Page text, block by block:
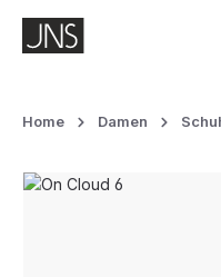
Zum Hauptinhalt springen
Home Damen
Bildergalerie überspringen